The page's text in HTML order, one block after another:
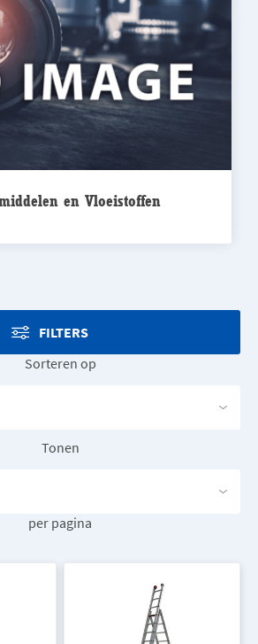
en Vloeistoffen
FILTERS
Sorteren op
Tonen
per pagina